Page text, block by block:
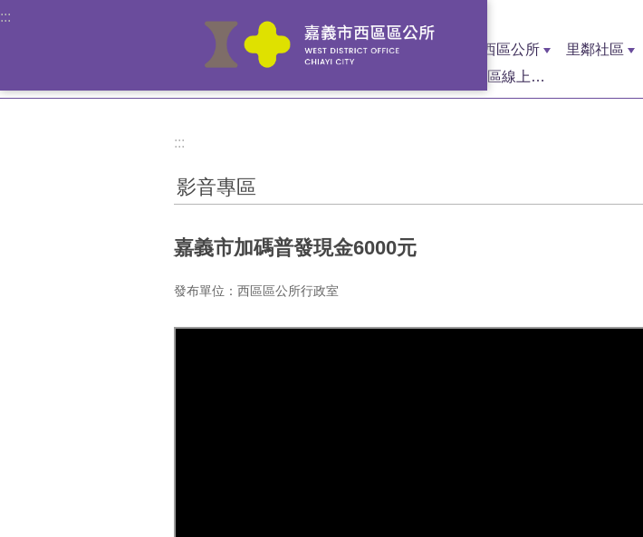
跳到主要內容區塊
:::
西區公所 里鄰社區
西區線上調解聲請
:::
影音專區
嘉義市加碼普發現金6000元
發布單位：西區區公所行政室